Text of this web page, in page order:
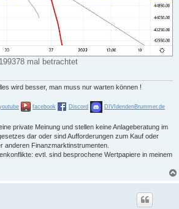
mal betrachtet
wird besser, man muss nur warten können !
facebook Discord DIVIdendenBrummer.de
private Meinung und stellen keine Anlageberatung im
dar oder sind Aufforderungen zum Kauf oder
anderen Finanzmarktinstrumenten.
evtl. sind besprochene Wertpapiere in meinem